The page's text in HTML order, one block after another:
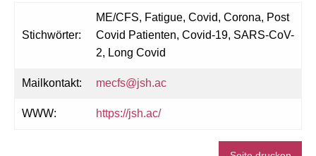
Stichwörter:
ME/CFS, Fatigue, Covid, Corona, Post
Covid Patienten, Covid-19, SARS-CoV-
2, Long Covid
Mailkontakt: mecfs@jsh.ac
WWW: https://jsh.ac/